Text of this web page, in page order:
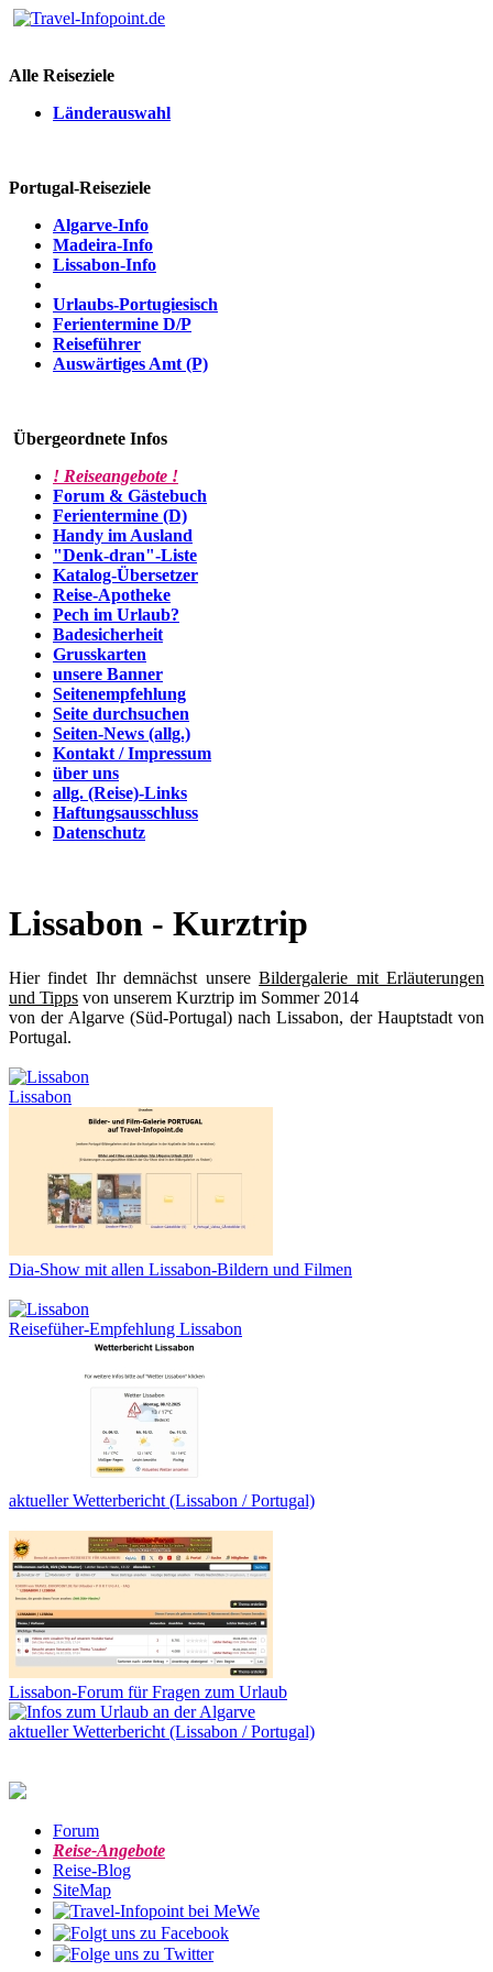
Alle Reiseziele
Länderauswahl
Portugal-Reiseziele
Algarve-Info
Madeira-Info
Lissabon-Info
Urlaubs-Portugiesisch
Ferientermine D/P
Reiseführer
Auswärtiges Amt (P)
Übergeordnete Infos
! Reiseangebote !
Forum & Gästebuch
Ferientermine (D)
Handy im Ausland
"Denk-dran"-Liste
Katalog-Übersetzer
Reise-Apotheke
Pech im Urlaub?
Badesicherheit
Grusskarten
unsere Banner
Seitenempfehlung
Seite durchsuchen
Seiten-News (allg.)
Kontakt / Impressum
über uns
allg. (Reise)-Links
Haftungsausschluss
Datenschutz
Lissabon - Kurztrip
Hier findet Ihr demnächst unsereBildergalerie mit Erläuterungen
und Tipps von unserem Kurztrip im Sommer 2014
von der Algarve (Süd-Portugal) nach Lissabon, der Hauptstadt von
Portugal.
Lissabon
Dia-Show mit allen Lissabon-Bildern und Filmen
Reisefüher-Empfehlung Lissabon
aktueller Wetterbericht (Lissabon / Portugal)
Lissabon-Forum für Fragen zum Urlaub
aktueller Wetterbericht (Lissabon / Portugal)
Forum
Reise-Angebote
Reise-Blog
SiteMap